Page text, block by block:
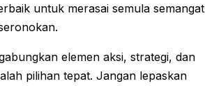
untuk merasai semula semangat
elemen aksi, strategi, dan
pilihan tepat. Jangan lepaskan